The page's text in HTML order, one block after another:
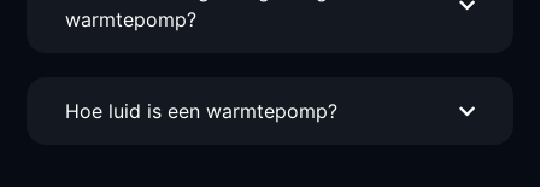
warmtepomp?
Hoe luid is een warmtepomp?